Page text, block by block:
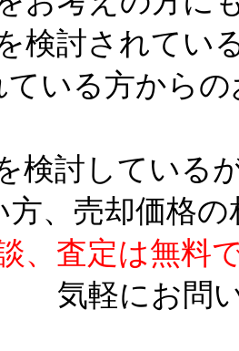
検討されてい
ている方から
検討している
方、売却価格
、査定は無料
気軽にお問